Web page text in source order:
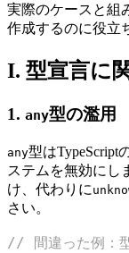
実際のケースと組
作成するのに役立
I. 型宣言に
1. any型の濫用
any型はTypeScript
ステムを無効にし
け、代わりに
さい。
// 間違った例：型